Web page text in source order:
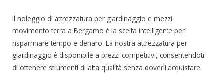
Il noleggio di attrezzatura per giardinaggio e mezzi
movimento terra a Bergamo è la scelta intelligente per
risparmiare tempo e denaro. La nostra attrezzatura per
giardinaggio è disponibile a prezzi competitivi, consentendoti
di ottenere strumenti di alta qualità senza doverli acquistare.